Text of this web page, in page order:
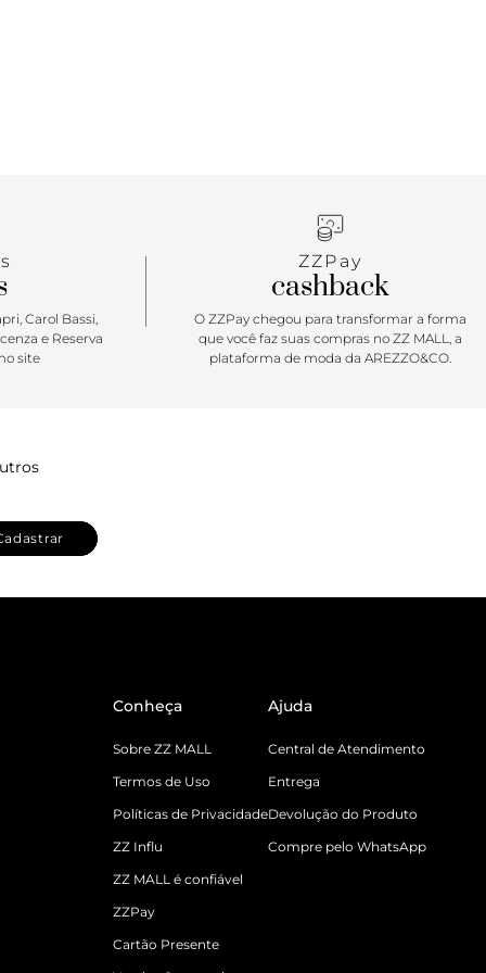
Carol Bassi,
e Reserva
site
ZZPay
cashback
O ZZPay chegou para transformar a forma
que você faz suas compras no ZZ MALL, a
plataforma de moda da AREZZO&CO.
Conheça
Sobre ZZ MALL
Termos de Uso
Políticas de Privacidade
ZZ Influ
ZZ MALL é confiável
ZZPay
Cartão Presente
Ajuda
Central de Atendimento
Entrega
Devolução do Produto
Compre pelo WhatsApp